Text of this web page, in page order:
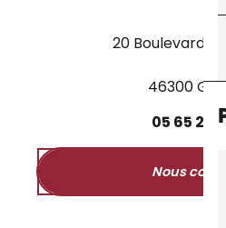
20 Boulevard
46300
05 65 27
Nous